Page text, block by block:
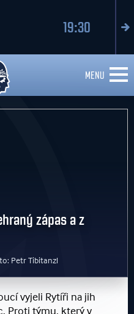
17:30
MENU
zápas a z
Petr Tibitanzl
vyjeli Rytíři na jih
Proti týmu, který v